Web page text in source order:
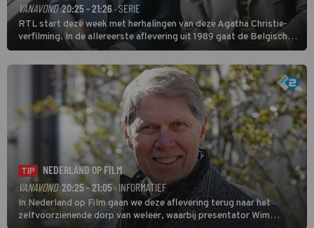
VANAVOND 20:25 - 21:26 · SERIE
RTL start deze week met herhalingen van deze Agatha Christie-
verfilming. In de allereerste aflevering uit 1989 gaat de Belgische
speurder op zoek naar een vermiste kok. Poirot raakt al snel
verwikkeld in een moordzaak. (HH)
TIP
NEDERLAND OP FILM
VANAVOND 20:25 - 21:05· INFORMATIEF
In Nederland op Film gaan we deze aflevering terug naar het
zelfvoorzienende dorp van weleer, waarbij presentator Wim